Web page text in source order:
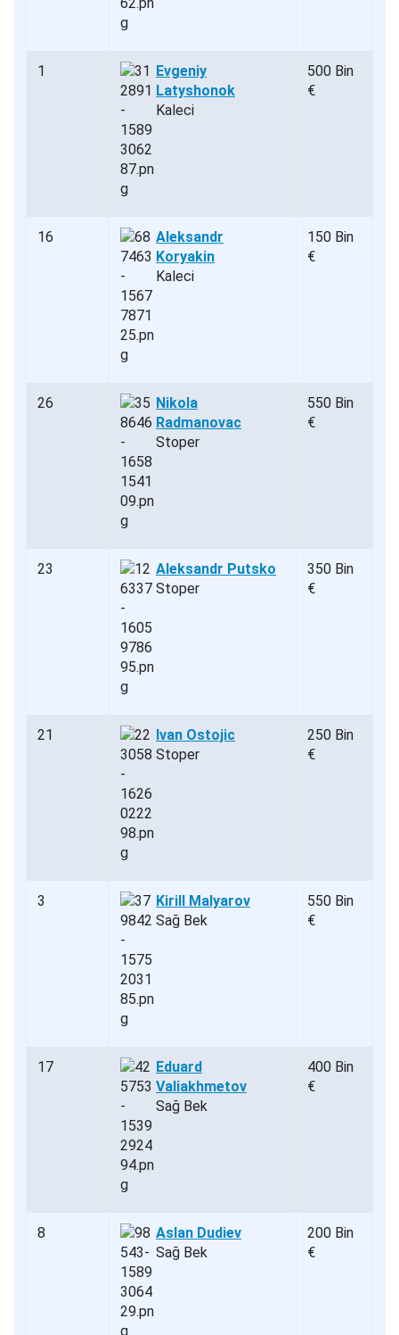
1
Evgeniy
Latyshonok
Kaleci
500 Bin
€
16
Aleksandr
Koryakin
Kaleci
150 Bin
€
26
Nikola
Radmanovac
Stoper
550 Bin
€
23
Aleksandr Putsko
Stoper
350 Bin
€
21
Ivan Ostojic
Stoper
250 Bin
€
3
Kirill Malyarov
Sağ Bek
550 Bin
€
17
Eduard
Valiakhmetov
Sağ Bek
400 Bin
€
8
Aslan Dudiev
Sağ Bek
200 Bin
€